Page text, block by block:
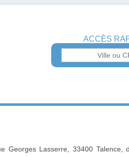
ACCÈS
Georges Lasserre, 33400 Talence,